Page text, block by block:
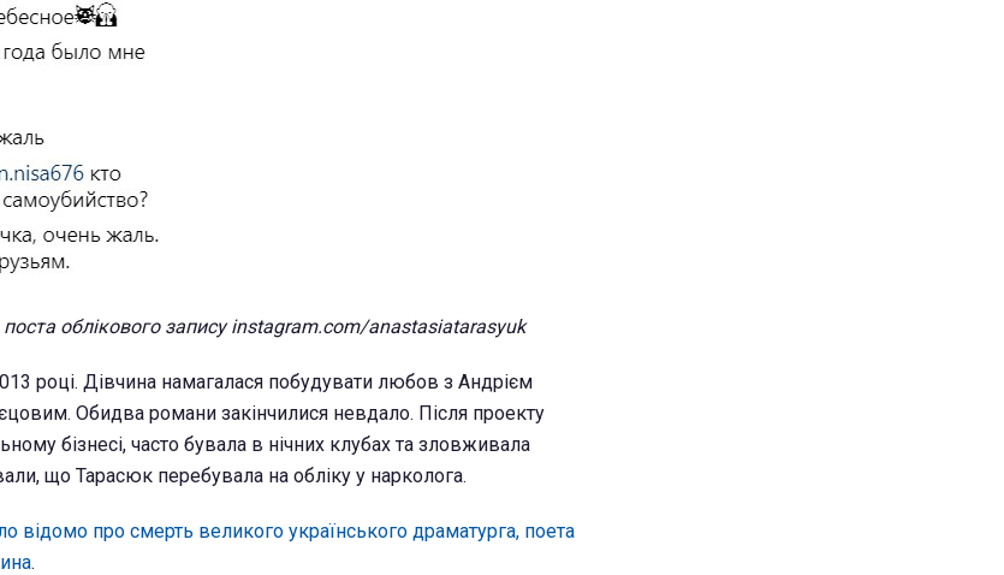
облікового запису instagram.com/anastasiatarasyuk
році. Дівчина намагалася побудувати любов з Андрієм
Обидва романи закінчилися невдало. Після проекту
бізнесі, часто бувала в нічних клубах та зловживала
що Тарасюк перебувала на обліку у нарколога.
відомо про смерть великого українського драматурга, поета
.